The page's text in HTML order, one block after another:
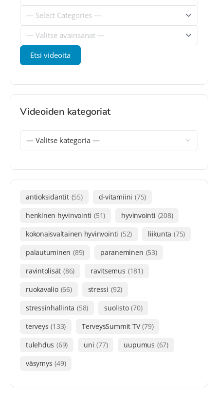
Videoiden kategoriat
antioksidantit (55) d-vitamiini (75)
henkinen hyvinvointi (51) hyvinvointi (208)
kokonaisvaltainen hyvinvointi (52) liikunta (75)
palautuminen (89) paraneminen (53)
ravintolisät (86) ravitsemus (181)
ruokavalio (66) stressi (92)
stressinhallinta (58) suolisto (70)
terveys (133) TerveysSummit TV (79)
tulehdus (69) uni (77) uupumus (67)
väsymys (49)